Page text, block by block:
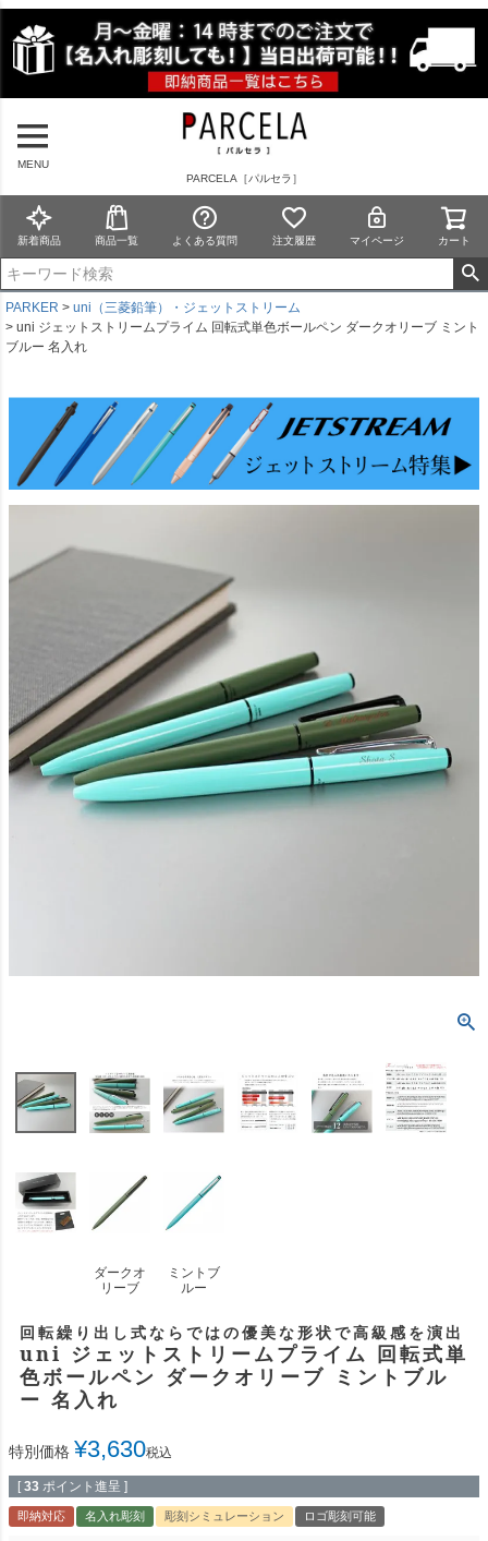
MENU
PARCELA［パルセラ］
新着商品 商品一覧 よくある質問 注文履歴 マイページ カート
PARKER
uni（三菱鉛筆）・ジェットストリーム
uni ジェットストリームプライム 回転式単色ボールペン ダークオリーブ ミント
ブルー 名入れ
ダークオ
リーブ
ミントブ
ルー
回転繰り出し式ならではの優美な形状で高級感を演出
uni ジェットストリームプライム 回転式単
色ボールペン ダークオリーブ ミントブル
ー 名入れ
特別価格 ¥3,630税込
[ 33 ポイント進呈 ]
即納対応 名入れ彫刻 彫刻シミュレーション ロゴ彫刻可能